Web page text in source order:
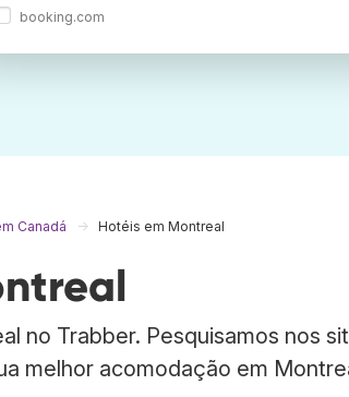
booking.com
Canadá Hotéis em Montreal
no Trabber. Pesquisamos nos
melhor acomodação em